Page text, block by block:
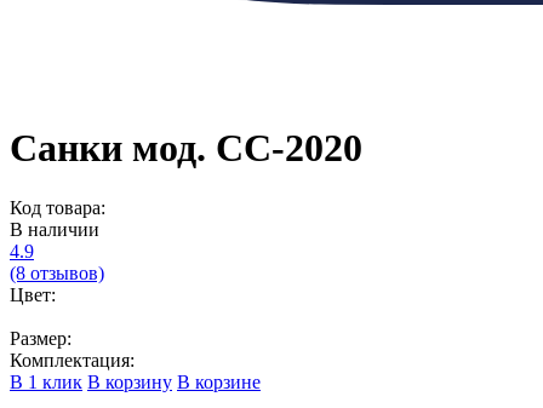
Санки мод. СС-2020
Код товара:
В наличии
4.9
(8 отзывов)
Цвет:
Размер:
Комплектация:
В 1 клик В корзину В корзине